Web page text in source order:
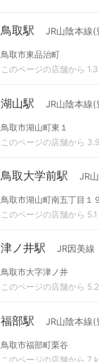
鳥取駅 JR山陰本線
鳥取市東品治町
このページの店舗から
湖山駅 JR山陰本線(
鳥取市湖山町東１
このページの店舗から
鳥取大学前駅 JR
鳥取市湖山町南五丁目１
このページの店舗から
津ノ井駅 JR因美線
鳥取市大字津ノ井
このページの店舗から
福部駅 JR山陰本線(
鳥取市福部町栗谷
このページの店舗から 7